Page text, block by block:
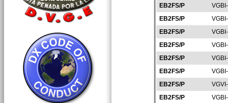
EB2FS/P
EB2FS/P
EB2FS/P
EB2FS/P
EB2FS/P
EB2FS/P
EB2FS/P
EB2FS/P